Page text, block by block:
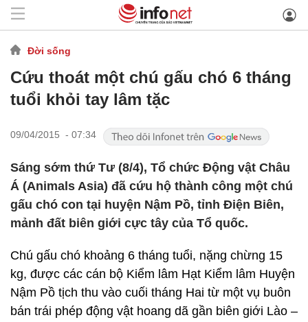
Đời sống
Cứu thoát một chú gấu chó 6 tháng
tuổi khỏi tay lâm tặc
09/04/2015 - 07:34
Sáng sớm thứ Tư (8/4), Tổ chức Động vật Châu
Á (Animals Asia) đã cứu hộ thành công một chú
gấu chó con tại huyện Nậm Pồ, tỉnh Điện Biên,
mảnh đất biên giới cực tây của Tổ quốc.
Chú gấu chó khoảng 6 tháng tuổi, nặng chừng 15
kg, được các cán bộ Kiểm lâm Hạt Kiểm lâm Huyện
Nậm Pồ tịch thu vào cuối tháng Hai từ một vụ buôn
bán trái phép động vật hoang dã gần biên giới Lào –